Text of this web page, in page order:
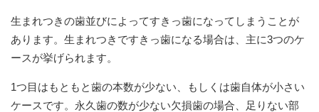
生まれつきの歯並びによってすきっ歯になってしまうことが
あります。生まれつきですきっ歯になる場合は、主に3つのケ
ースが挙げられます。
1つ目はもともと歯の本数が少ない、もしくは歯自体が小さい
ケースです。永久歯の数が少ない欠損歯の場合、足りない部